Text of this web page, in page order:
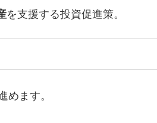
を支援する投資促進策。
ます。